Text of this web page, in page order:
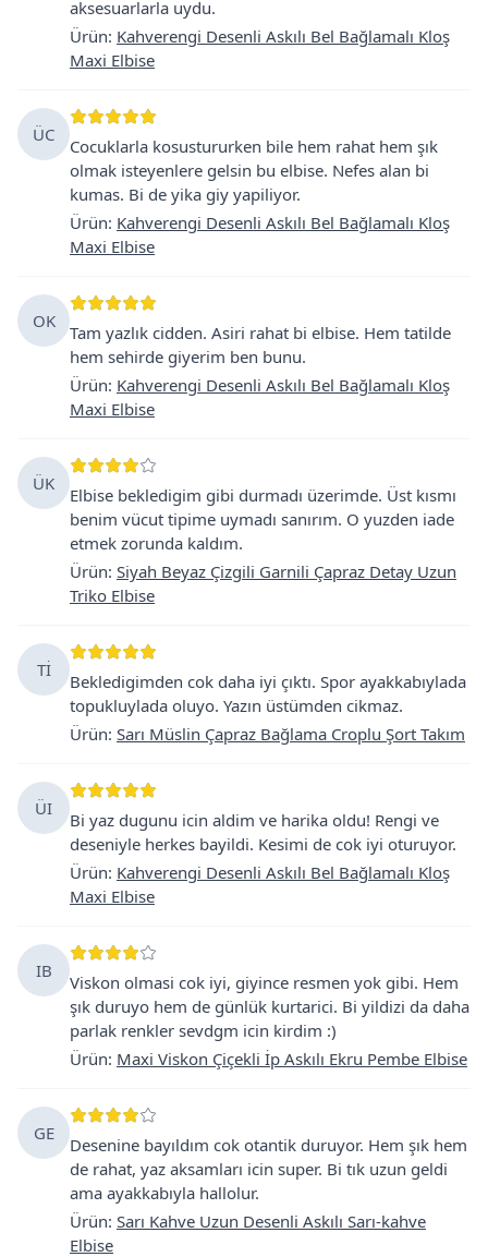
aksesuarlarla uydu.
Ürün: Kahverengi Desenli Askılı Bel Bağlamalı Kloş
Maxi Elbise
ÜC
Cocuklarla kosustururken bile hem rahat hem şık
olmak isteyenlere gelsin bu elbise. Nefes alan bi
kumas. Bi de yika giy yapiliyor.
Ürün: Kahverengi Desenli Askılı Bel Bağlamalı Kloş
Maxi Elbise
OK
Tam yazlık cidden. Asiri rahat bi elbise. Hem tatilde
hem sehirde giyerim ben bunu.
Ürün: Kahverengi Desenli Askılı Bel Bağlamalı Kloş
Maxi Elbise
ÜK
Elbise bekledigim gibi durmadı üzerimde. Üst kısmı
benim vücut tipime uymadı sanırım. O yuzden iade
etmek zorunda kaldım.
Ürün: Siyah Beyaz Çizgili Garnili Çapraz Detay Uzun
Triko Elbise
Tİ
Bekledigimden cok daha iyi çıktı. Spor ayakkabıylada
topukluylada oluyo. Yazın üstümden cikmaz.
Ürün: Sarı Müslin Çapraz Bağlama Croplu Şort Takım
ÜI
Bi yaz dugunu icin aldim ve harika oldu! Rengi ve
deseniyle herkes bayildi. Kesimi de cok iyi oturuyor.
Ürün: Kahverengi Desenli Askılı Bel Bağlamalı Kloş
Maxi Elbise
IB
Viskon olmasi cok iyi, giyince resmen yok gibi. Hem
şık duruyo hem de günlük kurtarici. Bi yildizi da daha
parlak renkler sevdgm icin kirdim :)
Ürün: Maxi Viskon Çiçekli İp Askılı Ekru Pembe Elbise
GE
Desenine bayıldım cok otantik duruyor. Hem şık hem
de rahat, yaz aksamları icin super. Bi tık uzun geldi
ama ayakkabıyla hallolur.
Ürün: Sarı Kahve Uzun Desenli Askılı Sarı-kahve
Elbise